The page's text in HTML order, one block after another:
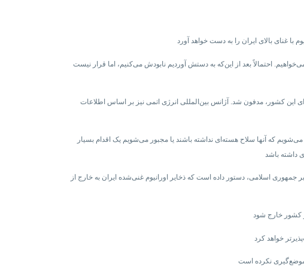
احتمالاً بعد از این‌که به دستش آوردیم نابودش می‌کنیم، اما قرار نیست
در پی حمله آمریکا به تأسیسات هسته‌ای این کشور، مدفون شد. آژانس بین‌المللی انرژی اتمی نیز بر اساس اطلاعات
که آنها سلاح هسته‌ای نداشته باشند یا مجبور می‌شویم یک اقدام بسیار
اسلامی، دستور داده است که ذخایر اورانیوم غنی‌شده ایران به خارج از